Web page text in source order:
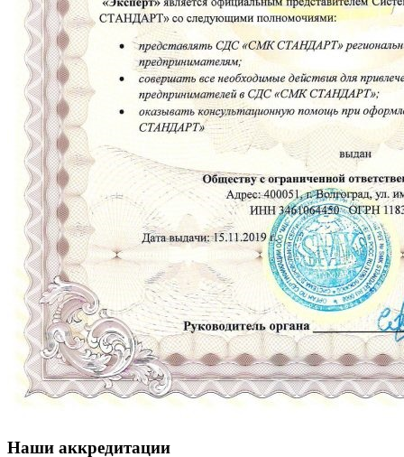
Наши аккредитации